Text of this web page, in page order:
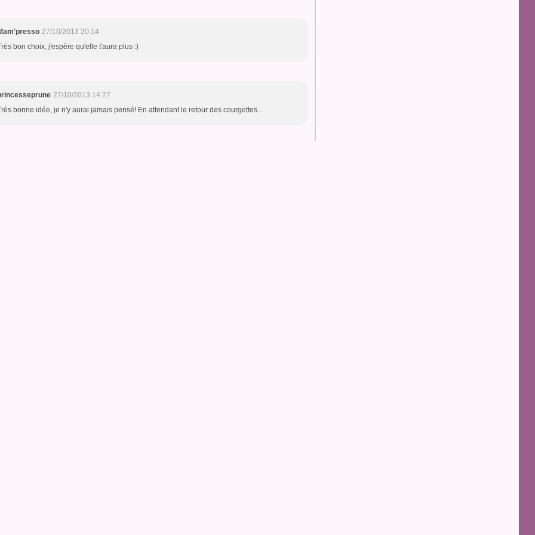
27/10/2013 20:14
bon choix, j'espère qu'elle t'aura plus :)
27/10/2013 14:27
bonne idée, je n'y aurai jamais pensé! En attendant le retour des courgettes...